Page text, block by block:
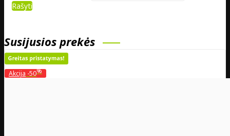
Rašyti
Susijusios prekės
Akcija -50%